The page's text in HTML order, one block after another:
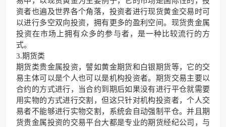
资者也遍及世界各个角落，投资者进行现货黄金交易时可
以进行多空双向投资，拥有更多的盈利空间。现货贵金属
投资在市场上拥有众多的参与者，是一种比较流行的方
式。
3.期货类
期货类贵金属投资，譬如黄金期货和白银期货等，它的交
易主体可以是个人也可以是机构投资者。期货交易主要以
合约的方式进行，当合约到期后如果没有进行平仓就需要
用实物的方式进行交割，但这只针对机构投资者，个人交
易者不能够进行实物交割，系统会自动强制平仓。并且期
货贵金属投资的交易平台大都是专业的期货经纪公司，与